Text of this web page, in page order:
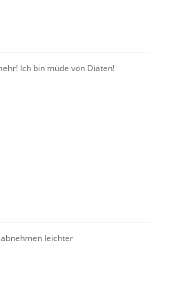
Ich bin müde von Diäten!
leichter